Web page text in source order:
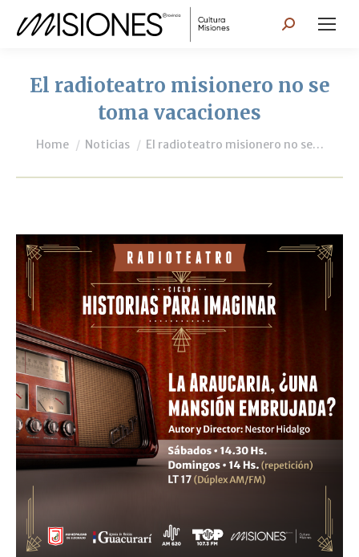
Search:
El radioteatro misionero no se
toma vacaciones
You are here:
Home Noticias El radioteatro misionero no se…